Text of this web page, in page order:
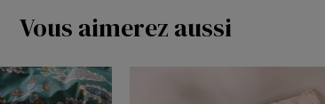
Vous aimerez aussi